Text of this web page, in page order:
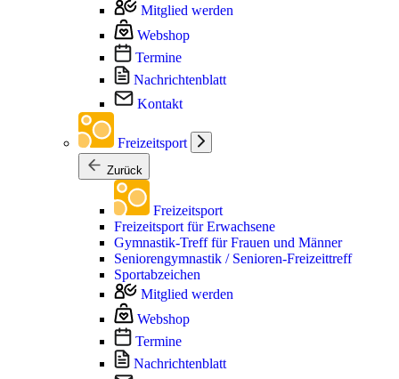
Mitglied werden
Webshop
Termine
Nachrichtenblatt
Kontakt
Freizeitsport
Zurück
Freizeitsport
Freizeitsport für Erwachsene
Gymnastik-Treff für Frauen und Männer
Seniorengymnastik / Senioren-Freizeittreff
Sportabzeichen
Mitglied werden
Webshop
Termine
Nachrichtenblatt